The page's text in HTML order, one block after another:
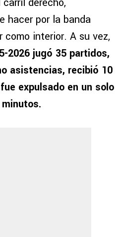
hacer por la banda
como interior. A su vez,
2026 jugó 35 partidos,
asistencias, recibió 10
expulsado en un solo